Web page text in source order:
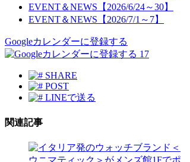
EVENT＆NEWS【2026/6/24～30】
EVENT＆NEWS【2026/7/1～7】
Googleカレンダーに登録する
17
SHARE
POST
LINEで送る
関連記事